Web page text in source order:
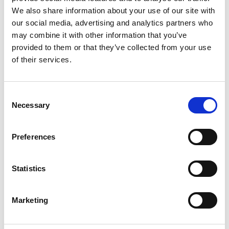
We also share information about your use of our site with
our social media, advertising and analytics partners who
may combine it with other information that you’ve
provided to them or that they’ve collected from your use
of their services.
Selection
Necessary
Preferences
Statistics
Marketing
Fotograf:Peter Nilsson
Detta platåberg är med sina 335 m.ö.h det högsta
segel-och skärmflyg och har så varit sedan 1941. På
finns idag ett segelflygsmuseum och fina
vandringsleder som bland annat tar dig förbi flera